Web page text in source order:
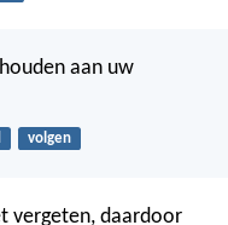
aan uw
volgen
vergeten, daardoor